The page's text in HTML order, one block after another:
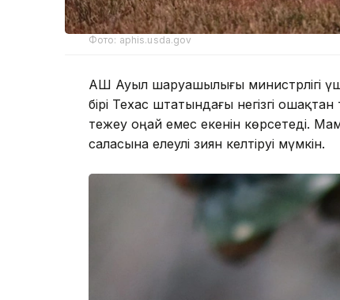
Фото: aphis.usda.gov
АҚШ Ауыл шаруашылығы министрлігі
бірі Техас штатындағы негізгі
тежеу оңай емес екенін көрсетеді.
саласына елеулі зиян келтіруі мүмкін.